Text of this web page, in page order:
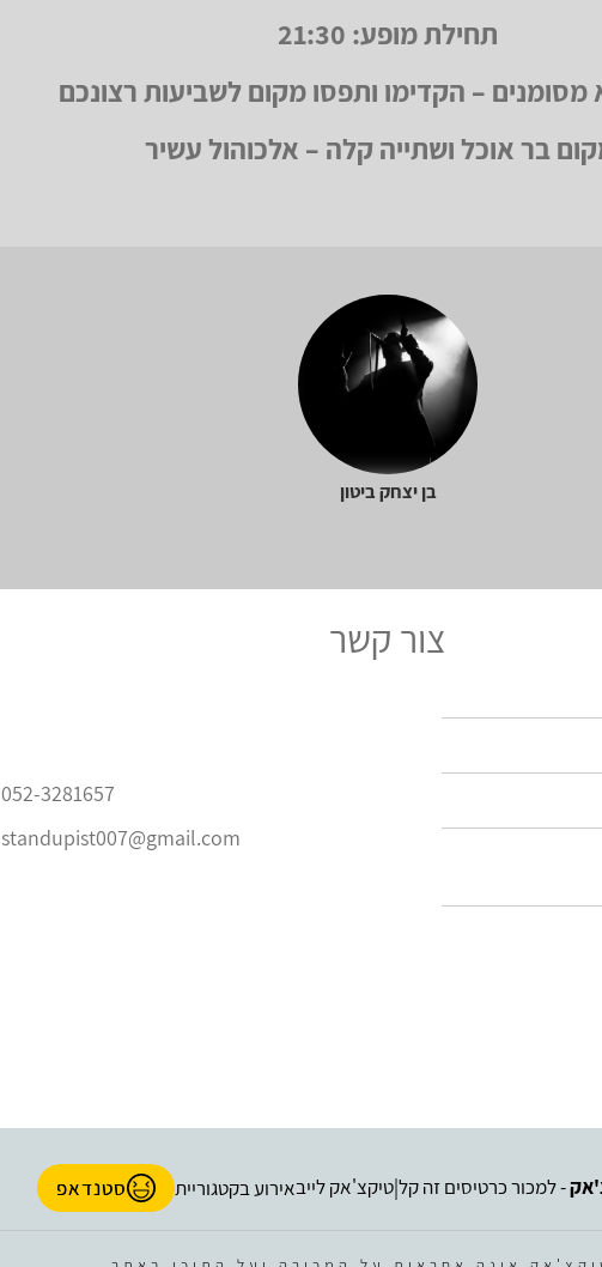
תחילת מופע: 21:30
– הקדימו ותפסו מקום לשביעות רצונכם
בר אוכל ושתייה קלה – אלכוהול עשיר
בן יצחק ביטון
צור קשר
052-3281657
standupist007@gmail.com
- למכור כרטיסים זה קל|טיקצ'אק לייבאירוע בקטגוריית סטנדאפ